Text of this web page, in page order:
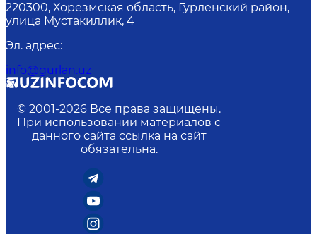
220300, Хорезмская область, Гурленский район,
улица Мустакиллик, 4
Эл. адрес:
info@gurlan.uz
© 2001-2026 Все права защищены.
При использовании материалов с
данного сайта ссылка на сайт
обязательна.